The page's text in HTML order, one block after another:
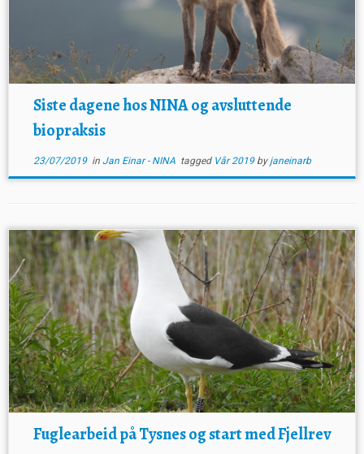
Siste dagene hos NINA og avsluttende
biopraksis
23/07/2019in Jan Einar - NINA tagged Vår 2019 by janeinarb
Fuglearbeid på Tysnes og start med Fjellrev